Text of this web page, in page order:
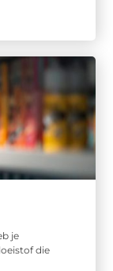
je
die